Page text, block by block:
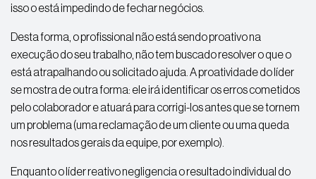
isso o está impedindo de fechar negócios.
Desta forma, o profissional não está sendo proativo na
execução do seu trabalho, não tem buscado resolver o que o
está atrapalhando ou solicitado ajuda. A proatividade do líder
se mostra de outra forma: ele irá identificar os erros cometidos
pelo colaborador e atuará para corrigi-los antes que se tornem
um problema (uma reclamação de um cliente ou uma queda
nos resultados gerais da equipe, por exemplo).
Enquanto o líder reativo negligencia o resultado individual do